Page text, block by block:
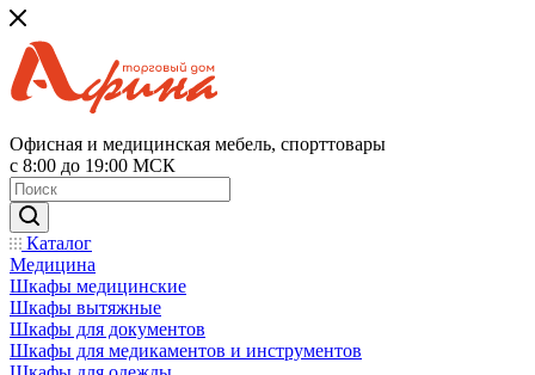
Офисная и медицинская мебель, спорттовары
с 8:00 до 19:00 МСК
Каталог
Медицина
Шкафы медицинские
Шкафы вытяжные
Шкафы для документов
Шкафы для медикаментов и инструментов